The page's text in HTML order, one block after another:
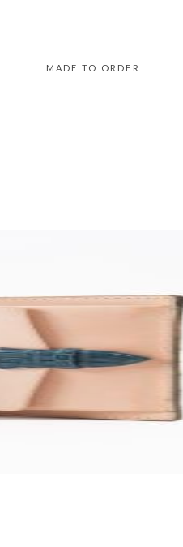
MADE TO ORDER